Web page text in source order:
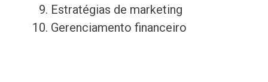
Estratégias de marketing
Gerenciamento financeiro